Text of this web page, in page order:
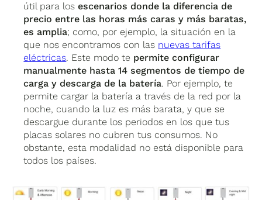
útil para losescenarios donde la diferencia de
precio entre las horas más caras y más baratas,
es amplia; como, por ejemplo, la situación en la
que nos encontramos con las nuevas tarifas
eléctricas. Este modo te permite configurar
manualmente hasta 14 segmentos de tiempo de
carga y descarga de la batería. Por ejemplo, te
permite cargar la batería a través de la red por la
noche, cuando la luz es más barata, y que se
descargue durante los periodos en los que tus
placas solares no cubren tus consumos. No
obstante, esta modalidad no está disponible para
todos los países.